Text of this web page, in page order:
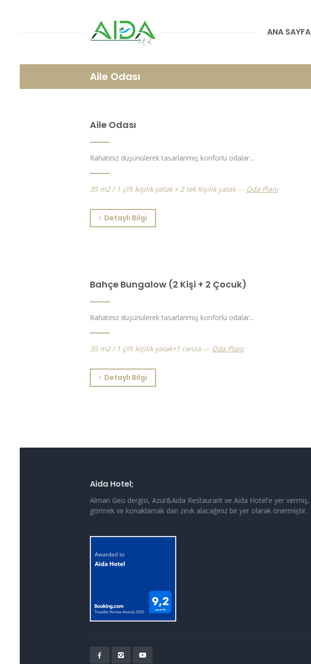
ANA SAYFA
Aile Odası
Aile Odası
Rahatınız düşünülerek tasarlanmış konforlu odalar...
35 m2 / 1 çift kişilik yatak + 2 tek kişilik yatak Oda Planı
Detaylı Bilgi
Bahçe Bungalow (2 Kişi + 2 Çocuk)
Rahatınız düşünülerek tasarlanmış konforlu odalar...
35 m2 / 1 çift kişilik yatak+1 ranza Oda Planı
Detaylı Bilgi
Aida Hotel;
Alman Geo dergisi, Azur&Aida Restaurant ve Aida Hotel'e yer vermiş,
görmek ve konaklamak dan zevk alacağınız bir yer olarak önermiştir.